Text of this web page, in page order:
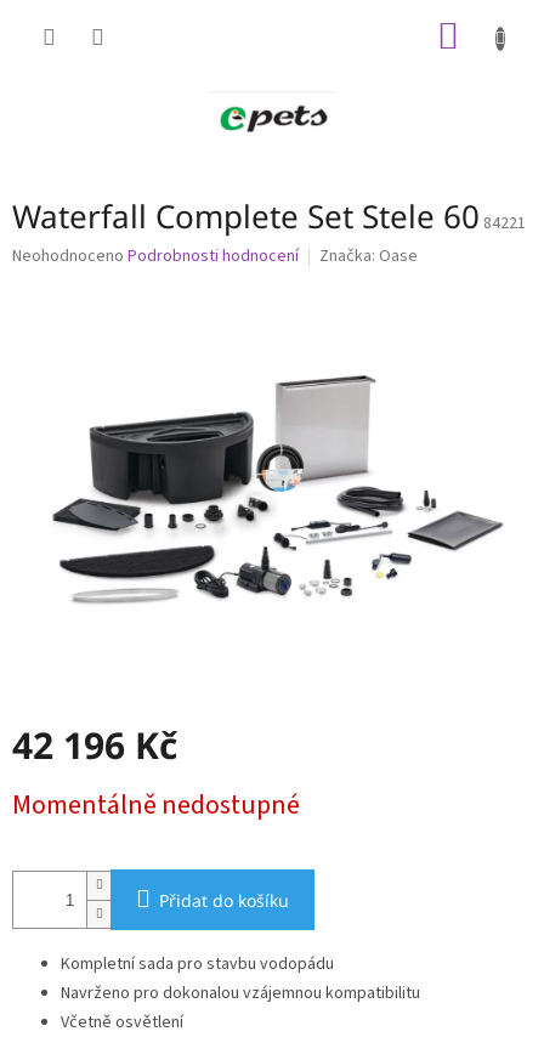
Waterfall Complete Set Stele 60 84221
Průměrné
Neohodnoceno Podrobnosti hodnocení Značka: Oase
42 196 Kč
cena:
Momentálně nedostupné
Přidat do košíku
Kompletní sada pro stavbu vodopádu
Navrženo pro dokonalou vzájemnou kompatibilitu
Včetně osvětlení